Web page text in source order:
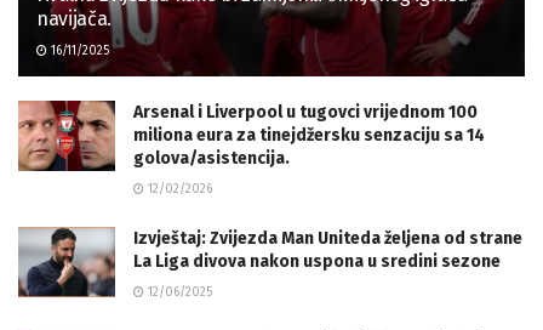
navijača.
16/11/2025
Arsenal i Liverpool u tugovci vrijednom 100
miliona eura za tinejdžersku senzaciju sa 14
golova/asistencija.
12/02/2026
Izvještaj: Zvijezda Man Uniteda željena od strane
La Liga divova nakon uspona u sredini sezone
12/06/2025